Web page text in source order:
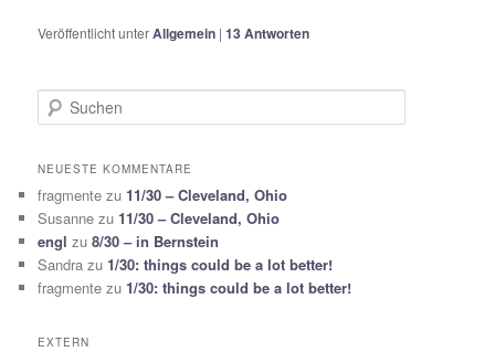
Veröffentlicht unterAllgemein |13 Antworten
u
h
n
NEUESTE KOMMENTARE
fragmente zu 11/30 – Cleveland, Ohio
Susanne zu 11/30 – Cleveland, Ohio
engl zu8/30 – in Bernstein
Sandra zu 1/30: things could be a lot better!
fragmente zu 1/30: things could be a lot better!
EXTERN